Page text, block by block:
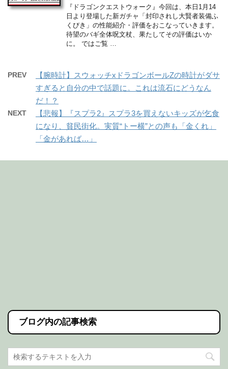
『ドラゴンクエストウォーク』今回は、本日1月14
日より登場した新ガチャ「封印されし大賢者装備ふ
くびき」の性能紹介・評価をおこなっていきます。
待望のバギ全体呪文杖、果たしてその評価はいか
に。 ではご覧 …
PREV
【腕時計】スウォッチxドラゴンボールZの時計がダサ
すぎると自分の中で話題に。これは流石にどうなん
だ！？
NEXT
【悲報】『スプラ2』スプラ3を買えないキッズが乞食
になり、貧民街化。実質“トー横”との声も「金くれ」
「金があれば…」
ブログ内の記事検索